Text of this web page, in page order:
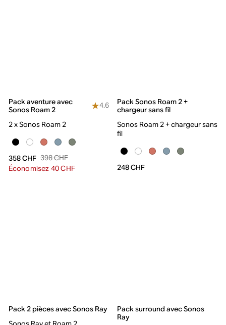
Pack aventure avec
Sonos Roam 2
4.6
2 x Sonos Roam 2
358 CHF 398 CHF
Économisez 40 CHF
Pack Sonos Roam 2 +
chargeur sans fil
Sonos Roam 2 + chargeur sans
fil
248 CHF
Pack 2 pièces avec Sonos Ray
Pack surround avec Sonos
Ray